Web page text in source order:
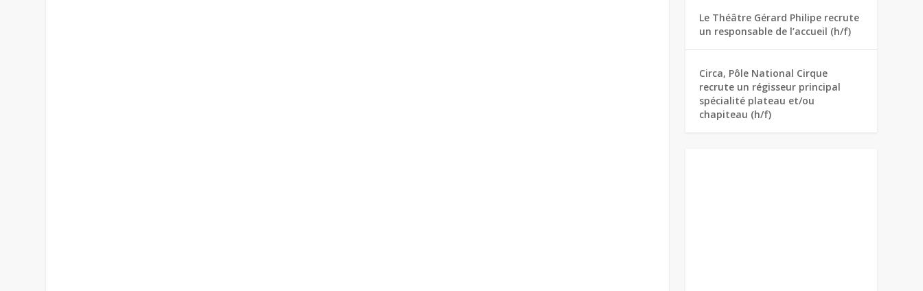
Le Théâtre Gérard Philipe recrute
un responsable de l’accueil (h/f)
Circa, Pôle National Cirque
recrute un régisseur principal
spécialité plateau et/ou
chapiteau (h/f)